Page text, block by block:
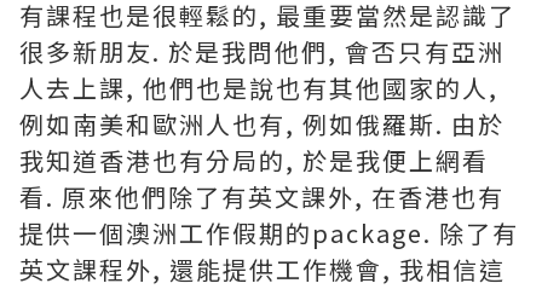
有課程也是很輕鬆的, 最重要當然是認識了
很多新朋友. 於是我問他們, 會否只有亞洲
人去上課, 他們也是說也有其他國家的人,
例如南美和歐洲人也有, 例如俄羅斯. 由於
我知道香港也有分局的, 於是我便上網看
看. 原來他們除了有英文課外, 在香港也有
提供一個澳洲工作假期的package. 除了有
英文課程外, 還能提供工作機會, 我相信這